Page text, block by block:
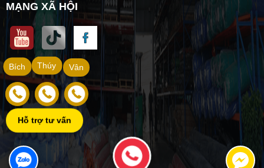
MẠNG XÃ HỘI
Vân
Thúy
Bích
Hỗ trợ tư vấn